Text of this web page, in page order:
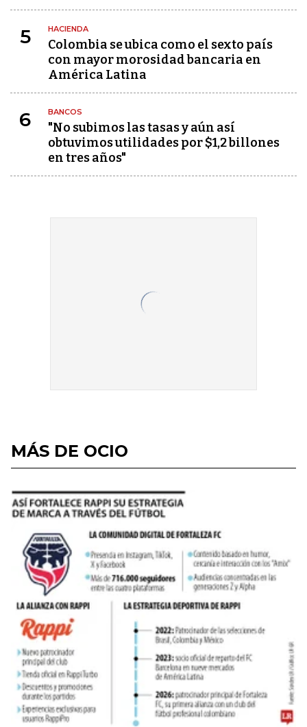
5 HACIENDA
Colombia se ubica como el sexto país
con mayor morosidad bancaria en
América Latina
6 BANCOS
"No subimos las tasas y aún así
obtuvimos utilidades por $1,2 billones
en tres años"
MÁS DE OCIO